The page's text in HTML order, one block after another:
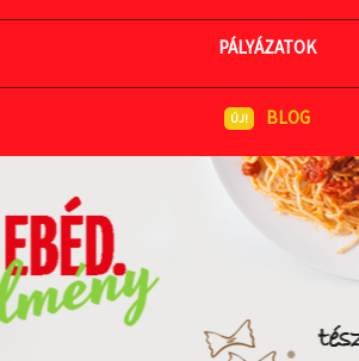
PÁLYÁZATOK
BLOG